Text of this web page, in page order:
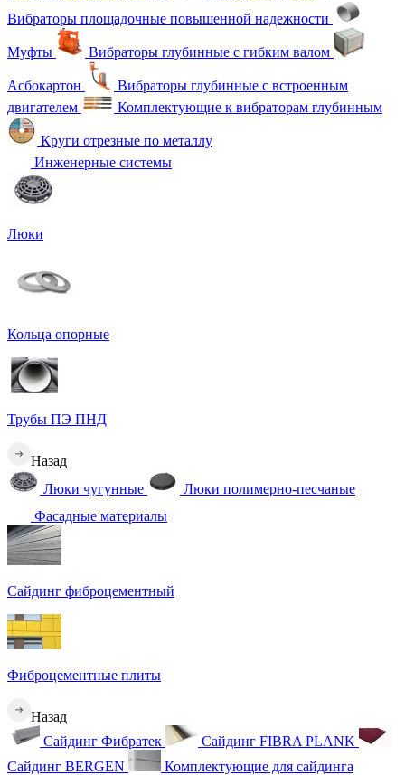
Вибраторы площадочные повышенной надежности
Муфты Вибраторы глубинные с гибким валом
Асбокартон
Вибраторы глубинные с встроенным
двигателем
Комплектующие к вибраторам глубинным
Круги отрезные по металлу
Инженерные системы
Люки
Кольца опорные
Трубы ПЭ ПНД
Назад
Люки чугунные
Люки полимерно-песчаные
Фасадные материалы
Сайдинг фиброцементный
Фиброцементные плиты
Назад
Сайдинг Фибратек
Сайдинг FIBRA PLANK
Сайдинг BERGEN
Комплектующие для сайдинга